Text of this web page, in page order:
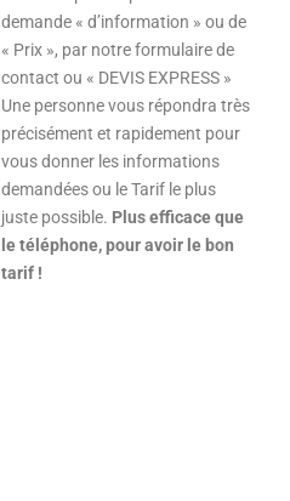
demande « d’information » ou de
« Prix », par notre formulaire de
contact ou « DEVIS EXPRESS »
Une personne vous répondra très
précisément et rapidement pour
vous donner les informations
demandées ou le Tarif le plus
juste possible. Plus efficace que
le téléphone, pour avoir le bon
tarif !